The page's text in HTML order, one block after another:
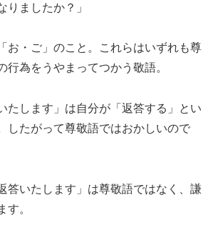
りましたか？」
お・ご」のこと。これらはいずれも尊
行為をうやまってつかう敬語。
たします」は自分が「返答する」とい
したがって尊敬語ではおかしいので
答いたします」は尊敬語ではなく、謙
す。